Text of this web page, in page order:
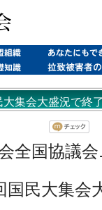
大集会大盛況で終
全国協議
民大集会